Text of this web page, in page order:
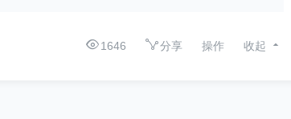
1646 分享 操作 收起